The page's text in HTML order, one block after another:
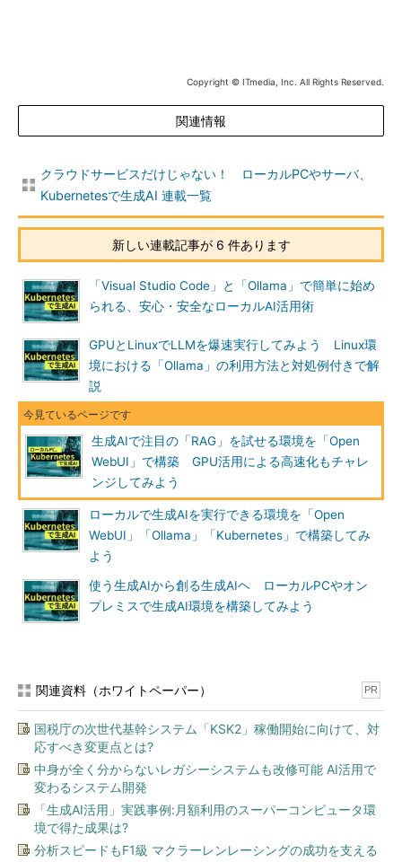
Copyright © ITmedia, Inc. All Rights Reserved.
関連情報
クラウドサービスだけじゃない！ ローカルPCやサーバ、
Kubernetesで生成AI 連載一覧
新しい連載記事が 6 件あります
「Visual Studio Code」と「Ollama」で簡単に始め
られる、安心・安全なローカルAI活用術
GPUとLinuxでLLMを爆速実行してみよう Linux環
境における「Ollama」の利用方法と対処例付きで解
説
生成AIで注目の「RAG」を試せる環境を「Open
WebUI」で構築 GPU活用による高速化もチャレ
ンジしてみよう
ローカルで生成AIを実行できる環境を「Open
WebUI」「Ollama」「Kubernetes」で構築してみ
よう
使う生成AIから創る生成AIヘ ローカルPCやオン
プレミスで生成AI環境を構築してみよう
関連資料（ホワイトペーパー） PR
国税庁の次世代基幹システム「KSK2」稼働開始に向けて、対
応すべき変更点とは?
中身が全く分からないレガシーシステムも改修可能 AI活用で
変わるシステム開発
「生成AI活用」実践事例:月額利用のスーパーコンピュータ環
境で得た成果は?
分析スピードもF1級 マクラーレンレーシングの成功を支える